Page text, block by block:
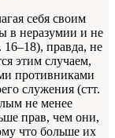
себя своим
в неразумии и не
16–18), правда, не
этим случаем,
противниками
служения (стт.
не менее
прав, чем они,
что больше их